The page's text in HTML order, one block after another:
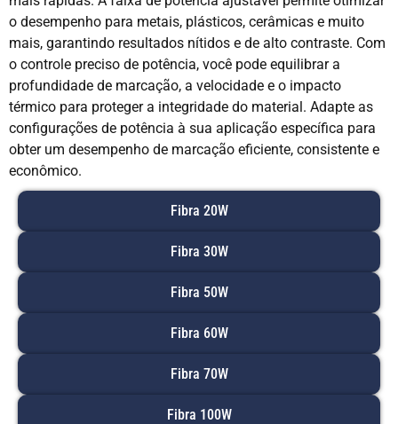
o desempenho para metais, plásticos, cerâmicas e muito
mais, garantindo resultados nítidos e de alto contraste. Com
o controle preciso de potência, você pode equilibrar a
profundidade de marcação, a velocidade e o impacto
térmico para proteger a integridade do material. Adapte as
configurações de potência à sua aplicação específica para
obter um desempenho de marcação eficiente, consistente e
econômico.
Fibra 20W
Fibra 30W
Fibra 50W
Fibra 60W
Fibra 70W
Fibra 100W